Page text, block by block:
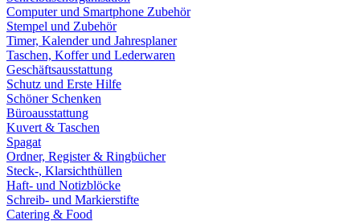
Computer und Smartphone Zubehör
Stempel und Zubehör
Timer, Kalender und Jahresplaner
Taschen, Koffer und Lederwaren
Geschäftsausstattung
Schutz und Erste Hilfe
Schöner Schenken
Büroausstattung
Kuvert & Taschen
Spagat
Ordner, Register & Ringbücher
Steck-, Klarsichthüllen
Haft- und Notizblöcke
Schreib- und Markierstifte
Catering & Food